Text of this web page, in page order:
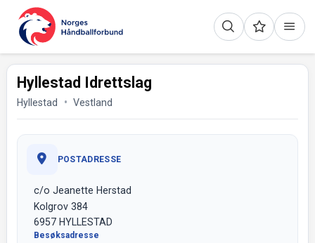
Hyllestad Idrettslag
Hyllestad Vestland
POSTADRESSE
c/o Jeanette Herstad
Kolgrov 384
6957 HYLLESTAD
Besøksadresse